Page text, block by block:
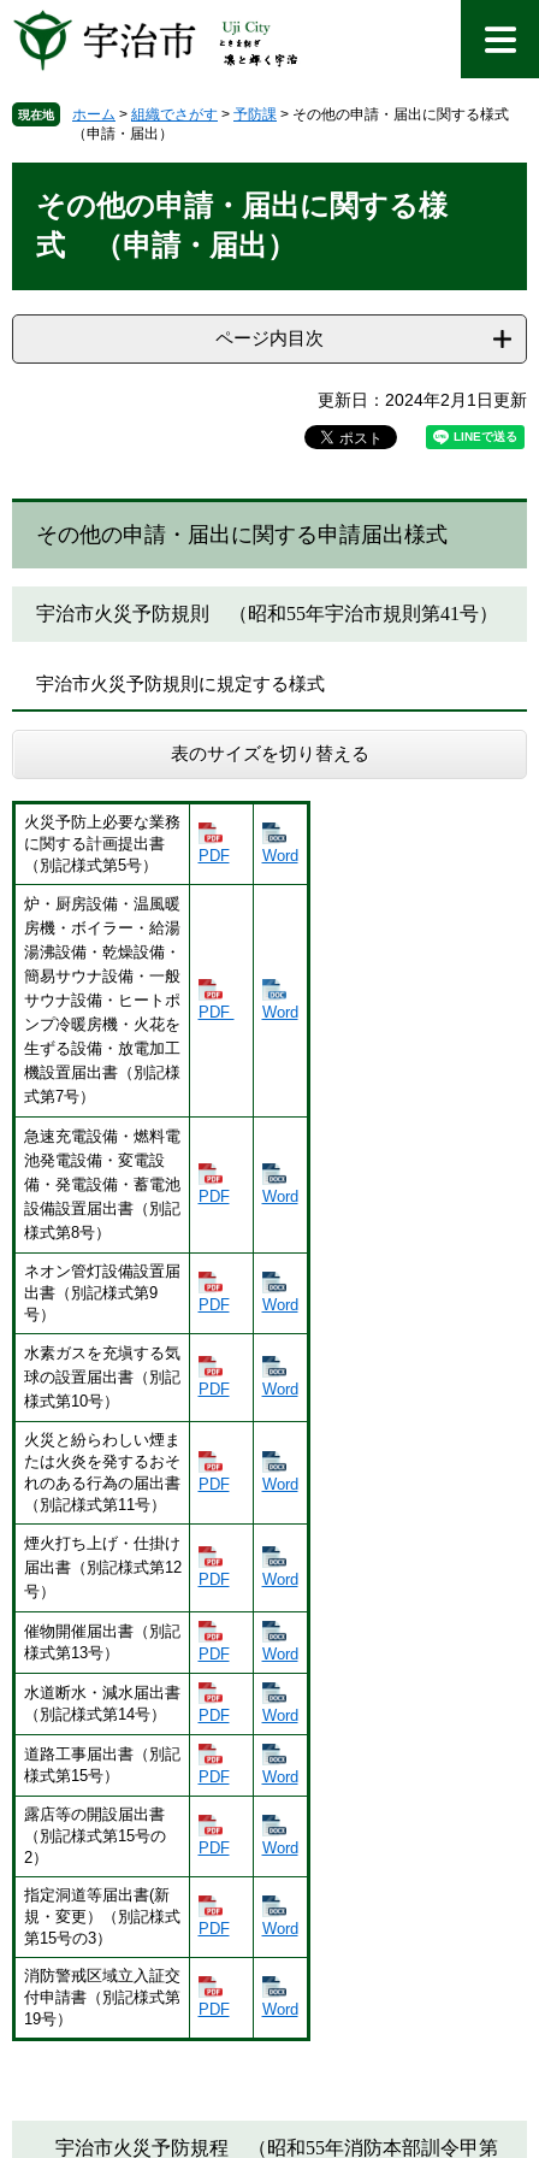
先
で
を
ば
へ
現在地 ホーム > 組織でさがす > 予防課 > その他の申請・届出に関する様式
（申請・届出）
その他の申請・届出に関する様
式 （申請・届出）
ページ内目次
更新日：2024年2月1日更新
その他の申請・届出に関する申請届出様式
宇治市火災予防規則 （昭和55年宇治市規則第41号）
宇治市火災予防規則に規定する様式
表のサイズを切り替える
火災予防上必要な業務
に関する計画提出書
（別記様式第5号）
PDF Word
炉・厨房設備・温風暖
房機・ボイラー・給湯
湯沸設備・乾燥設備・
簡易サウナ設備・一般
サウナ設備・ヒートポ
ンプ冷暖房機・火花を
生ずる設備・放電加工
機設置届出書（別記様
式第7号）
PDF Word
急速充電設備・燃料電
池発電設備・変電設
備・発電設備・蓄電池
設備設置届出書（別記
様式第8号）
PDF Word
ネオン管灯設備設置届
出書（別記様式第9
号）
PDF Word
水素ガスを充塡する気
球の設置届出書（別記
様式第10号）
PDF Word
火災と紛らわしい煙ま
たは火炎を発するおそ
れのある行為の届出書
（別記様式第11号）
PDF Word
煙火打ち上げ・仕掛け
届出書（別記様式第12
号）
PDF Word
催物開催届出書（別記
様式第13号）
PDF Word
水道断水・減水届出書
（別記様式第14号）
PDF Word
道路工事届出書（別記
様式第15号）
PDF Word
露店等の開設届出書
（別記様式第15号の
2）
PDF Word
指定洞道等届出書(新
規・変更）（別記様式
第15号の3）
PDF Word
消防警戒区域立入証交
付申請書（別記様式第
19号）
PDF Word
​宇治市火災予防規程 （昭和55年消防本部訓令甲第